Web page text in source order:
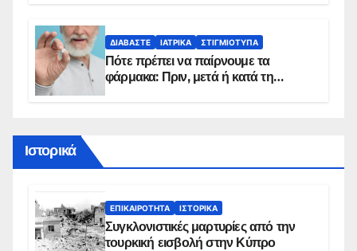
ΔΙΑΒΆΣΤΕ ΙΑΤΡΙΚΆ ΣΤΙΓΜΙΌΤΥΠΑ
Πότε πρέπει να παίρνουμε τα
φάρμακα: Πριν, μετά ή κατά τη
Ιστορικά
ΕΠΙΚΑΙΡΌΤΗΤΑ ΙΣΤΟΡΙΚΆ
Συγκλονιστικές μαρτυρίες από την
τουρκική εισβολή στην Κύπρο